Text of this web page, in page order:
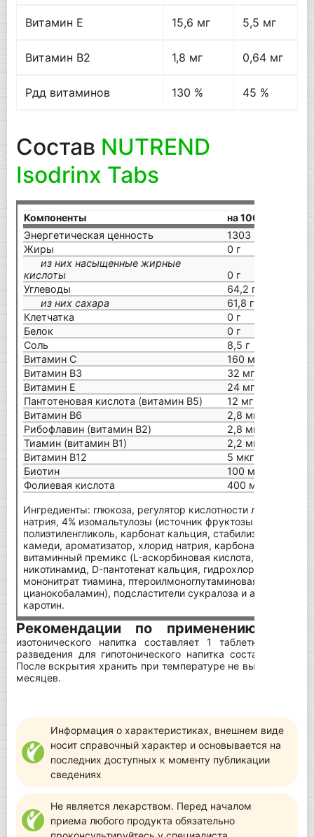
Витамин E 15,6 мг 5,5 мг
Витамин B2 1,8 мг 0,64 мг
Рдд витаминов 130 % 45 %
Состав NUTREND
Isodrinx Tabs
Компоненты
на 100 г
Энергетическая ценность
1303 кДж/306
Жиры
0 г
из них насыщенные жирные
кислоты
0 г
Углеводы
64,2 г
из них сахара
61,8 г
Клетчатка
0 г
Белок
0 г
Соль
8,5 г
Витамин С
160 мг
Витамин В3
32 мг
Витамин Е
24 мг
Пантотеновая кислота (витамин B5)
12 мг
Витамин В6
2,8 мг
Рибофлавин (витамин B2)
2,8 мг
Тиамин (витамин B1)
2,2 мг
Витамин В12
5 мкг
Биотин
100 мкг
Фолиевая кислота
400 мкг
Ингредиенты: глюкоза, регулятор кислотности лимонная
натрия, 4% изомальтулозы (источник фруктозы и глюкозы)
полиэтиленгликоль, карбонат кальция, стабилизатор
камеди, ароматизатор, хлорид натрия, карбонат магния,
витаминный премикс (L-аскорбиновая кислота, ацетат DL-
никотинамид, D-пантотенат кальция, гидрохлорид
мононитрат тиамина, птероилмоноглутаминовая кислота,
цианокобаламин), подсластители сукралоза и ацесульфам
каротин.
Рекомендации по применению
изотонического напитка составляет 1 таблетку на
разведения для гипотонического напитка составляет 1
После вскрытия хранить при температуре не выше 25 °C и
месяцев.
Информация о характеристиках, внешнем виде
носит справочный характер и основывается на
последних доступных к моменту публикации
сведениях
Не является лекарством. Перед началом
приема любого продукта обязательно